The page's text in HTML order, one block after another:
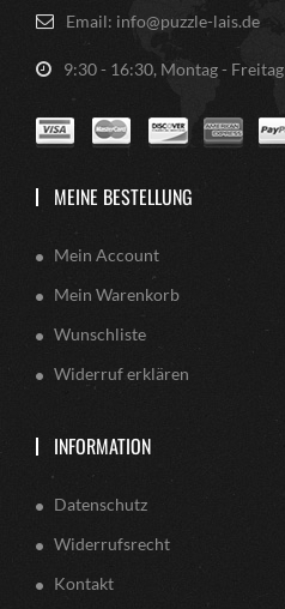
Email: info@puzzle-lais.de
9:30 - 16:30, Montag - Freitag
MEINE BESTELLUNG
Mein Account
Mein Warenkorb
Wunschliste
Widerruf erklären
INFORMATION
Datenschutz
Widerrufsrecht
Kontakt